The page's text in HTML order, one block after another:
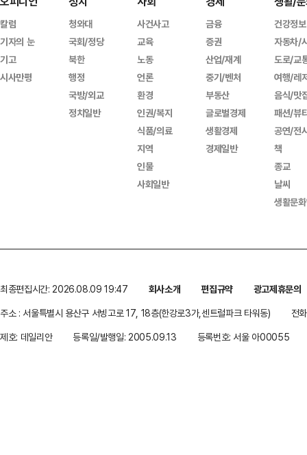
칼럼
기자의 눈
기고
시사만평
청와대
국회/정당
북한
행정
국방/외교
정치일반
사건사고
교육
노동
언론
환경
인권/복지
식품/의료
지역
인물
사회일반
금융
증권
산업/재계
중기/벤처
부동산
글로벌경제
생활경제
경제일반
건강정보
자동차/
도로/교
여행/레
음식/맛
패션/뷰
공연/전
책
종교
날씨
생활문
최종편집시간: 2026.08.09 19:47 회사소개 편집규약
광고제휴문의
주소 : 서울특별시 용산구 서빙고로 17, 18층(한강로3가,센트럴파크 타워동)
전
제호: 데일리안
등록일/발행일: 2005.09.13 등록번호: 서울 아00055